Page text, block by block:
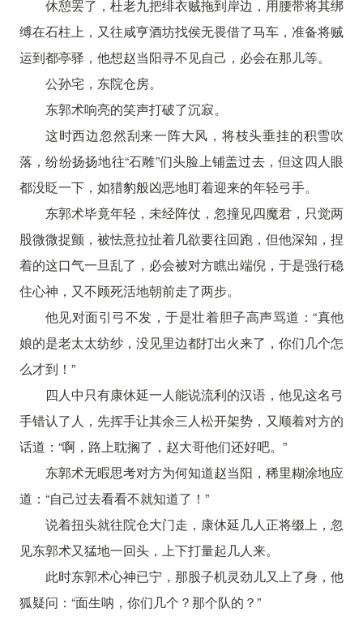
休憩罢了，杜老九把绯衣贼拖到岸边，用腰带将其绑
缚在石柱上，又往咸亨酒坊找侯无畏借了马车，准备将贼
运到都亭驿，他想赵当阳寻不见自己，必会在那儿等。
公孙宅，东院仓房。
东郭术响亮的笑声打破了沉寂。
这时西边忽然刮来一阵大风，将枝头垂挂的积雪吹
落，纷纷扬扬地往“石雕”们头脸上铺盖过去，但这四人眼
都没眨一下，如猎豹般凶恶地盯着迎来的年轻弓手。
东郭术毕竟年轻，未经阵仗，忽撞见四魔君，只觉两
股微微捉颤，被怯意拉扯着几欲要往回跑，但他深知，捏
着的这口气一旦乱了，必会被对方瞧出端倪，于是强行稳
住心神，又不顾死活地朝前走了两步。
他见对面引弓不发，于是壮着胆子高声骂道：“真他
娘的是老太太纺纱，没见里边都打出火来了，你们几个怎
么才到！”
四人中只有康休延一人能说流利的汉语，他见这名弓
手错认了人，先挥手让其余三人松开架势，又顺着对方的
话道：“啊，路上耽搁了，赵大哥他们还好吧。”
东郭术无暇思考对方为何知道赵当阳，稀里糊涂地应
道：“自己过去看看不就知道了！”
说着扭头就往院仓大门走，康休延几人正将缀上，忽
见东郭术又猛地一回头，上下打量起几人来。
此时东郭术心神已宁，那股子机灵劲儿又上了身，他
狐疑问：“面生呐，你们几个？那个队的？”